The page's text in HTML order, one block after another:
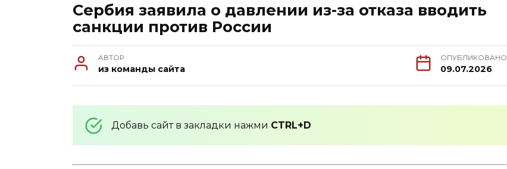
Сербия заявила о давлении из-за отказа вводить
санкции против России
АВТОР
из команды сайта
ОПУБЛИКОВАНО
09.07.2026
Добавь сайт в закладки нажми CTRL+D